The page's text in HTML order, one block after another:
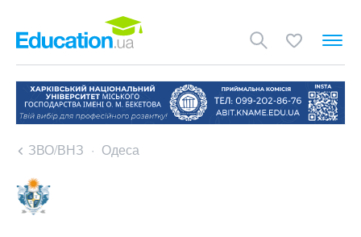
ЗВО/ВНЗ Одеса